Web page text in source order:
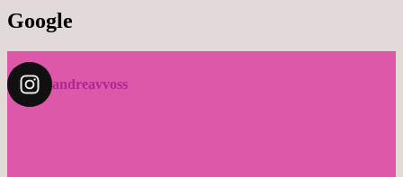
Google
andreavvoss